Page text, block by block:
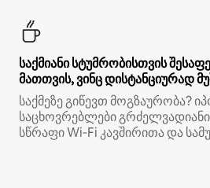
საქმიანი სტუმრობისთვის
მათთვის, ვინც დისტანციურად
საქმეზე გიწევთ მოგზაურობა?
საცხოვრებლები
სწრაფი Wi‑Fi კავშირითა და